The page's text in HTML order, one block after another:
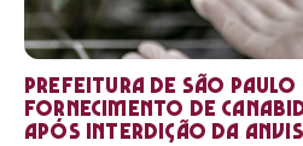
Prefeitura de São Paulo
fornecimento de
após interdição da